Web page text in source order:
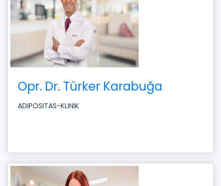
Opr. Dr. Türker Karabuğa
ADIPOSITAS-KLINIK